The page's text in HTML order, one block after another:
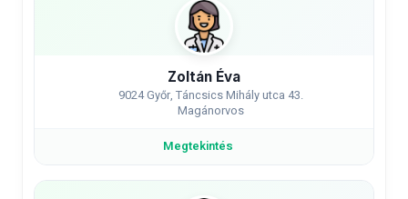
Zoltán Éva
9024 Győr, Táncsics Mihály utca 43.
Magánorvos
Megtekintés